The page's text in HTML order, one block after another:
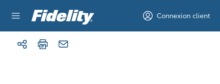
Connexion client